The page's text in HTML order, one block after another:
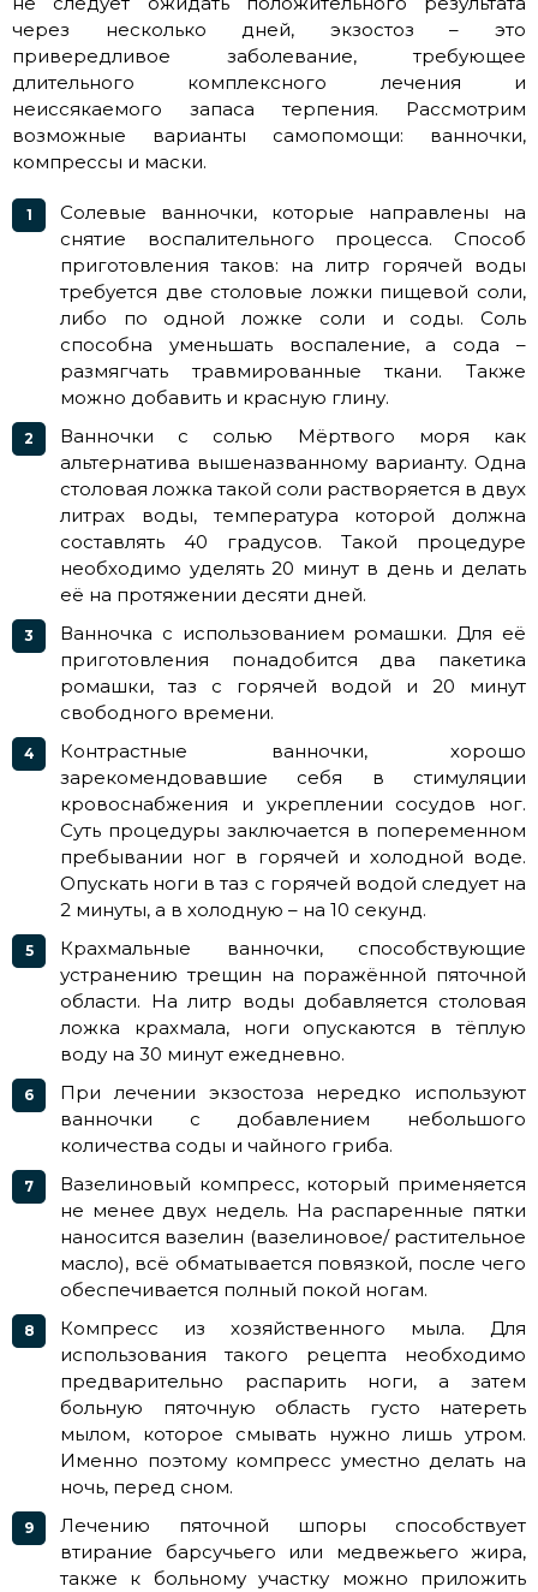
через несколько дней, экзостоз – это
привередливое заболевание, требующее
длительного комплексного лечения и
неиссякаемого запаса терпения. Рассмотрим
возможные варианты самопомощи: ванночки,
компрессы и маски.
Солевые ванночки, которые направлены на
снятие воспалительного процесса. Способ
приготовления таков: на литр горячей воды
требуется две столовые ложки пищевой соли,
либо по одной ложке соли и соды. Соль
способна уменьшать воспаление, а сода –
размягчать травмированные ткани. Также
можно добавить и красную глину.
Ванночки с солью Мёртвого моря как
альтернатива вышеназванному варианту. Одна
столовая ложка такой соли растворяется в двух
литрах воды, температура которой должна
составлять 40 градусов. Такой процедуре
необходимо уделять 20 минут в день и делать
её на протяжении десяти дней.
Ванночка с использованием ромашки. Для её
приготовления понадобится два пакетика
ромашки, таз с горячей водой и 20 минут
свободного времени.
Контрастные ванночки, хорошо
зарекомендовавшие себя в стимуляции
кровоснабжения и укреплении сосудов ног.
Суть процедуры заключается в попеременном
пребывании ног в горячей и холодной воде.
Опускать ноги в таз с горячей водой следует на
2 минуты, а в холодную – на 10 секунд.
Крахмальные ванночки, способствующие
устранению трещин на поражённой пяточной
области. На литр воды добавляется столовая
ложка крахмала, ноги опускаются в тёплую
воду на 30 минут ежедневно.
При лечении экзостоза нередко используют
ванночки с добавлением небольшого
количества соды и чайного гриба.
Вазелиновый компресс, который применяется
не менее двух недель. На распаренные пятки
наносится вазелин (вазелиновое/ растительное
масло), всё обматывается повязкой, после чего
обеспечивается полный покой ногам.
Компресс из хозяйственного мыла. Для
использования такого рецепта необходимо
предварительно распарить ноги, а затем
больную пяточную область густо натереть
мылом, которое смывать нужно лишь утром.
Именно поэтому компресс уместно делать на
ночь, перед сном.
Лечению пяточной шпоры способствует
втирание барсучьего или медвежьего жира,
также к больному участку можно приложить